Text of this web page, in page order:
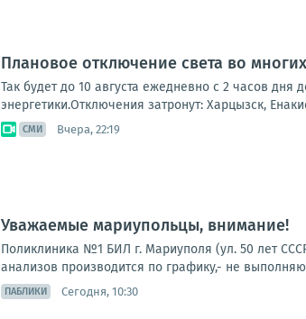
Плановое отключение света во
Так будет до 10 августа ежедневно с 2 часов
энергетики.Отключения затронут: Харцызск,
СМИ Вчера, 22:19
Уважаемые мариупольцы, внимание!
Поликлиника №1 БИЛ г. Мариуполя (ул. 50 лет
анализов производится по графику,- не
ПАБЛИКИ Сегодня, 10:30